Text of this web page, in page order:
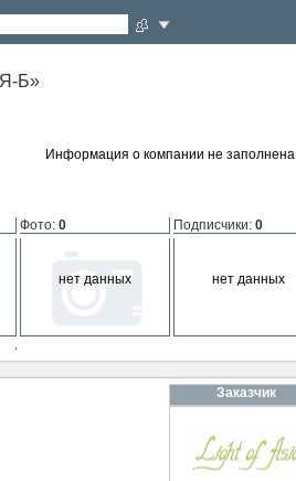
Б»
Информация о компании не заполнена
Фото: 0
нет данных
Подписчики: 0
нет данных
Заказчик